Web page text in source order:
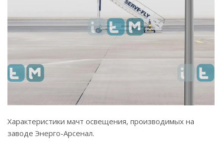
Характеристики мачт освещения, производимых на
заводе Энерго-Арсенал.